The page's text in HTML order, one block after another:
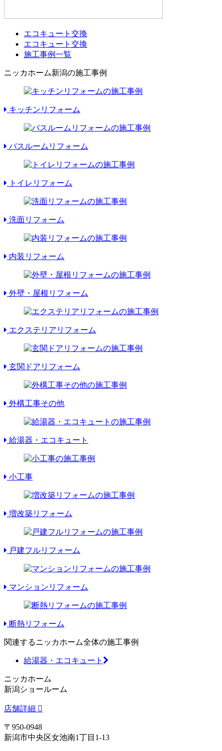
エコキュート交換
エコキュート交換
施工事例一覧
ニッカホーム新潟の施工事例
キッチンリフォーム
バスルームリフォーム
トイレリフォーム
洗面リフォーム
内装リフォーム
外壁・屋根リフォーム
エクステリアリフォーム
玄関ドアリフォーム
外構工事その他
給湯器・エコキュート
小工事
増改築リフォーム
戸建フルリフォーム
マンションリフォーム
断熱リフォーム
関連するニッカホーム全体の施工事例
給湯器・エコキュート
ニッカホーム
新潟ショールーム
店舗詳細
〒950-0948
新潟市中央区女池南1丁目1-13